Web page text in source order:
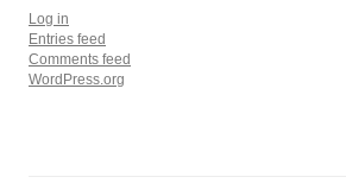
Log in
Entries feed
Comments feed
WordPress.org